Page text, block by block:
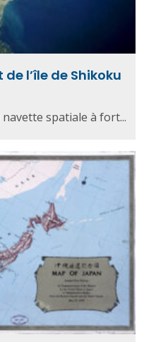
de l’île de Shikoku
spatiale à fort...